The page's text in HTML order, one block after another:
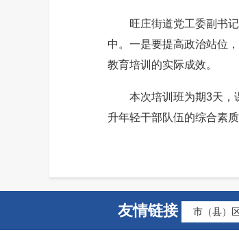
旺庄街道党工委副书记
中。一是要提高政治站位
教育培训的实际成效。
本次培训班为期3天，课
升年轻干部队伍的综合素质
友情链接 市（县）